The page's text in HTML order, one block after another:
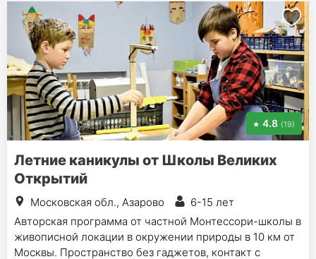
4.8 (19)
Летние каникулы от Школы Великих
Открытий
Московская обл., Азарово
6-15 лет
Авторская программа от частной Монтессори-школы в
живописной локации в окружении природы в 10 км от
Москвы. Пространство без гаджетов, контакт с